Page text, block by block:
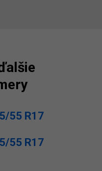
55 R17
55 R17